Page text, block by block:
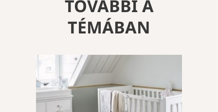
TOVÁBBI A
TÉMÁBAN